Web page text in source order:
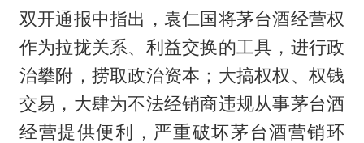
双开通报中指出，袁仁国将茅台酒经营权
作为拉拢关系、利益交换的工具，进行政
治攀附，捞取政治资本；大搞权权、权钱
交易，大肆为不法经销商违规从事茅台酒
经营提供便利，严重破坏茅台酒营销环